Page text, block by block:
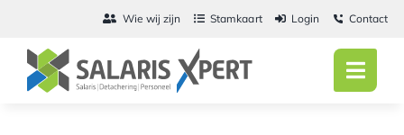
inhoud
Wie wij zijn Stamkaart Login Contact